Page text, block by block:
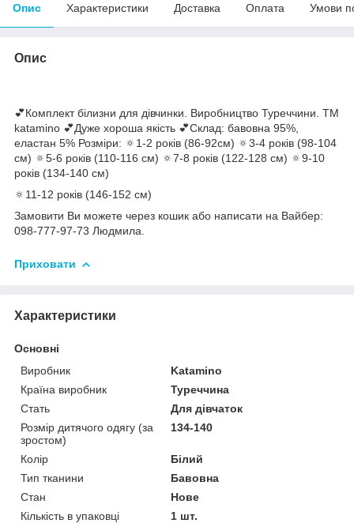
Опис Характеристики Доставка Оплата Умови
Опис
💕Комплект білизни для дівчинки. Виробництво Туреччини. ТМ
katamino 💕Дуже хороша якість 💕Склад: бавовна 95%,
еластан 5% Розміри: 🔅1-2 років (86-92см) 🔅3-4 років (98-104
см) 🔅5-6 років (110-116 см) 🔅7-8 років (122-128 см) 🔅9-10
років (134-140 см)
🔅11-12 років (146-152 см)
Замовити Ви можете через кошик або написати на Вайбер:
098-777-97-73 Людмила.
Приховати
Характеристики
Основні
Виробник
Katamino
Країна виробник
Туреччина
Стать
Для дівчаток
Розмір дитячого одягу (за
зростом)
134-140
Колір
Білий
Тип тканини
Бавовна
Стан
Нове
Кількість в упаковці
1 шт.